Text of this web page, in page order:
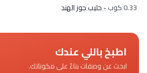
0.33 كوب
- حليب جوز الهند
اطبخ باللي عندك
ابحث عن وصفات بناءً على مكوناتك.